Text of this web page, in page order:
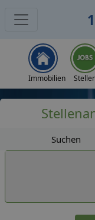
Immobilien
Suchen